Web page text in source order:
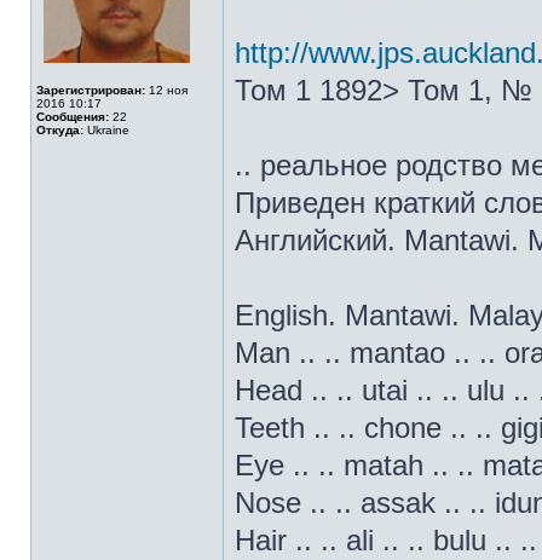
Зарегистрирован: 12 ноя
2016 10:17
Сообщения: 22
Откуда: Ukraine
http://
Том 1 1892> Том 1, №
.. реальное родство
Приведен краткий
Английский. Mantawi.
English. Mantawi.
Man .. .. mantao .. ..
Head .. .. utai .. .. ulu ..
Teeth .. .. chone .. ..
Eye .. .. matah .. ..
Nose .. .. assak .. ..
Hair .. .. ali .. .. bulu ..